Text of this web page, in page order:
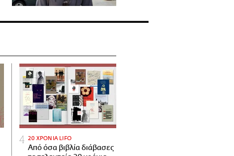
20 ΧΡΟΝΙΑ LIFO
Από όσα βιβλία διάβασες